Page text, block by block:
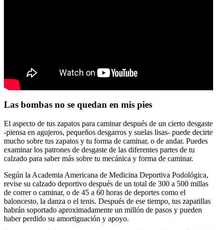
Las bombas no se quedan en mis pies
El aspecto de tus zapatos para caminar después de un cierto desgaste
-piensa en agujeros, pequeños desgarros y suelas lisas- puede decirte
mucho sobre tus zapatos y tu forma de caminar, o de andar. Puedes
examinar los patrones de desgaste de las diferentes partes de tu
calzado para saber más sobre tu mecánica y forma de caminar.
Según la Academia Americana de Medicina Deportiva Podológica,
revise su calzado deportivo después de un total de 300 a 500 millas
de correr o caminar, o de 45 a 60 horas de deportes como el
baloncesto, la danza o el tenis. Después de ese tiempo, tus zapatillas
habrán soportado aproximadamente un millón de pasos y pueden
haber perdido su amortiguación y apoyo.